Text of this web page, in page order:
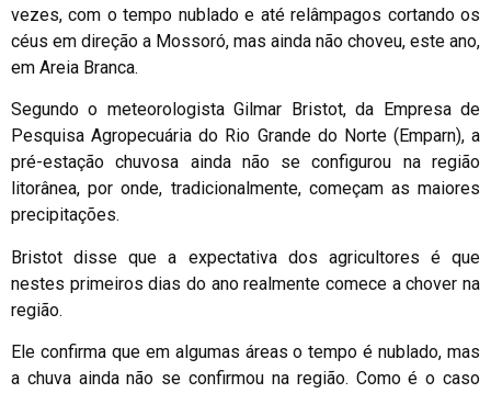
vezes, com o tempo nublado e até relâmpagos cortando os
céus em direção a Mossoró, mas ainda não choveu, este ano,
em Areia Branca.
Segundo o meteorologista Gilmar Bristot, da Empresa de
Pesquisa Agropecuária do Rio Grande do Norte (Emparn), a
pré-estação chuvosa ainda não se configurou na região
litorânea, por onde, tradicionalmente, começam as maiores
precipitações.
Bristot disse que a expectativa dos agricultores é que
nestes primeiros dias do ano realmente comece a chover na
região.
Ele confirma que em algumas áreas o tempo é nublado, mas
a chuva ainda não se confirmou na região. Como é o caso